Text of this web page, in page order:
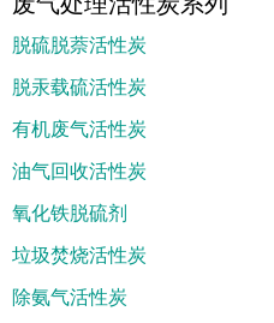
脱硫脱萘活性炭
脱汞载硫活性炭
有机废气活性炭
油气回收活性炭
氧化铁脱硫剂
垃圾焚烧活性炭
除氨气活性炭